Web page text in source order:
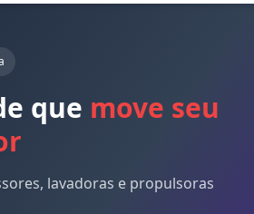
que move seu
lavadoras e propulsoras